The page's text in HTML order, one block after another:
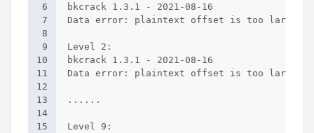
6
7
8
9
10
11
12
13
14
15
bkcrack 1.3.1 - 2021-08-16
Data error: plaintext offset is too large.
Level 2:
bkcrack 1.3.1 - 2021-08-16
Data error: plaintext offset is too large.
......
Level 9: